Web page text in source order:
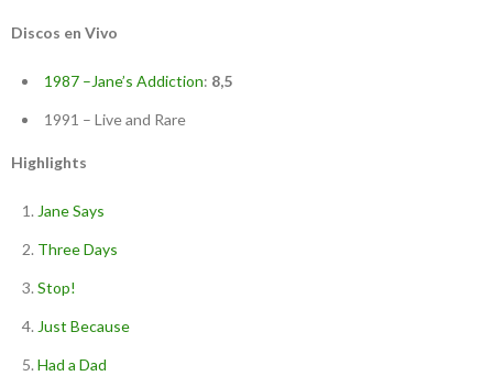
Discos en Vivo
1987 –Jane’s Addiction: 8,5
1991 – Live and Rare
Highlights
Jane Says
Three Days
Stop!
Just Because
Had a Dad